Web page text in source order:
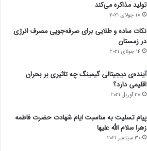
تولید مذاکره می‌کند
18 جولای 2021
نکات ساده و طلایی برای صرفه‌جویی مصرف انرژی
در زمستان
14 جولای 2021
آینده‌ی دیجیتالی گیمینگ چه تاثیری بر بحران
اقلیمی دارد؟
28 آوریل 2021
پیام تسلیت به مناسبت ایام شهادت حضرت فاطمه
زهرا سلام الله علیها
30 سپتامبر 2021